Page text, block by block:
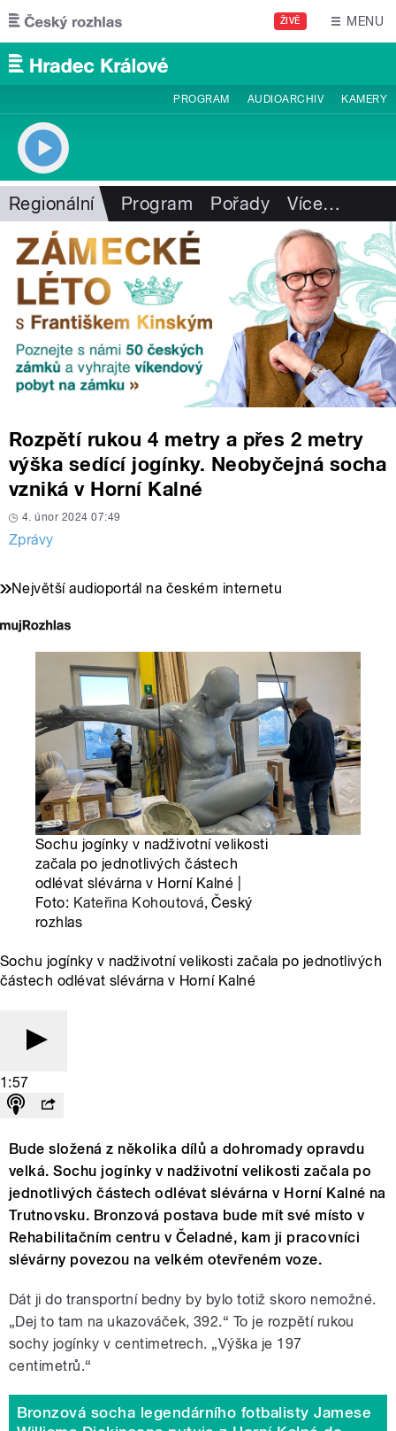
Přejít k hlavnímu obsahu
ŽIVĚ MENU
PROGRAM AUDIOARCHIV KAMERY
Regionální Program Pořady Více…
Rozpětí rukou 4 metry a přes 2 metry
výška sedící jogínky. Neobyčejná socha
vzniká v Horní Kalné
4. únor 2024 07:49
Zprávy
Největší audioportál na českém internetu
Sochu jogínky v nadživotní velikosti
začala po jednotlivých částech
odlévat slévárna v Horní Kalné |
Foto: Kateřina Kohoutová, Český
rozhlas
Sochu jogínky v nadživotní velikosti začala po jednotlivých
částech odlévat slévárna v Horní Kalné
1:57
Bude složená z několika dílů a dohromady opravdu
velká. Sochu jogínky v nadživotní velikosti začala po
jednotlivých částech odlévat slévárna v Horní Kalné na
Trutnovsku. Bronzová postava bude mít své místo v
Rehabilitačním centru v Čeladné, kam ji pracovníci
slévárny povezou na velkém otevřeném voze.
Dát ji do transportní bedny by bylo totiž skoro nemožné.
„Dej to tam na ukazováček, 392.“ To je rozpětí rukou
sochy jogínky v centimetrech. „Výška je 197
centimetrů.“
Bronzová socha legendárního fotbalisty Jamese